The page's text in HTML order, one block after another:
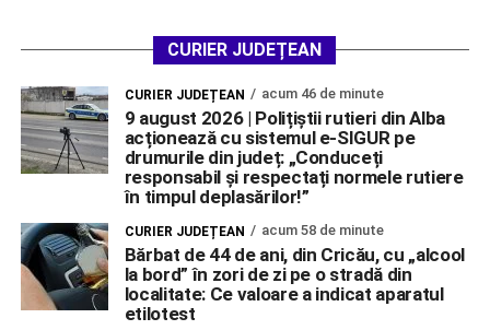
CURIER JUDEȚEAN
CURIER JUDEȚEAN acum 46 de minute
9 august 2026 | Polițiștii rutieri din Alba
acționează cu sistemul e-SIGUR pe
drumurile din județ: „Conduceți
responsabil și respectați normele rutiere
în timpul deplasărilor!”
CURIER JUDEȚEAN acum 58 de minute
Bărbat de 44 de ani, din Cricău, cu „alcool
la bord” în zori de zi pe o stradă din
localitate: Ce valoare a indicat aparatul
etilotest